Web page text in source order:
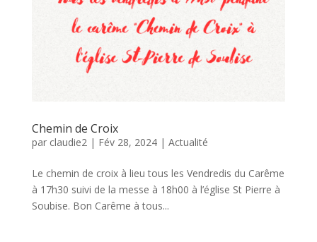
Chemin de Croix
par claudie2 | Fév 28, 2024| Actualité
Le chemin de croix à lieu tous les Vendredis du Carême
à 17h30 suivi de la messe à 18h00 à l’église St Pierre à
Soubise. Bon Carême à tous...